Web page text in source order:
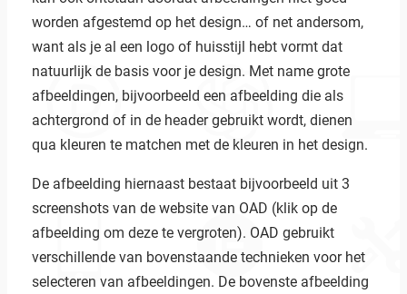
worden afgestemd op het design… of net andersom,
want als je al een logo of huisstijl hebt vormt dat
natuurlijk de basis voor je design. Met name grote
afbeeldingen, bijvoorbeeld een afbeelding die als
achtergrond of in de header gebruikt wordt, dienen
qua kleuren te matchen met de kleuren in het design.
De afbeelding hiernaast bestaat bijvoorbeeld uit 3
screenshots van de website van OAD (klik op de
afbeelding om deze te vergroten). OAD gebruikt
verschillende van bovenstaande technieken voor het
selecteren van afbeeldingen. De bovenste afbeelding